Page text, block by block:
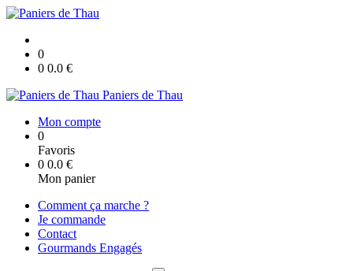
0
0 0.0 €
Paniers de Thau
Mon compte
0
Favoris
0 0.0 €
Mon panier
Comment ça marche ?
Je commande
Contact
Gourmands Engagés